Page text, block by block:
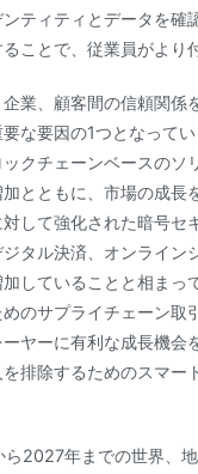
ティティとデータを
ことで、従業員がより
業、顧客間の信頼関
な要因の1つとなって
クチェーンベースの
とともに、市場の成
して強化された暗号
タル決済、オンライ
していることと相ま
のサプライチェーン
ヤーに有利な成長機
排除するためのスマ
2027年までの世界、